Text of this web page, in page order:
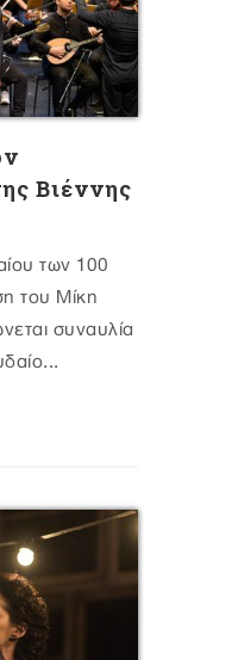
Βιέννης
των 100
του Μίκη
συναυλία